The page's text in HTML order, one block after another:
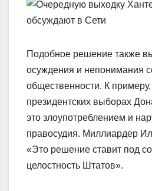
Подобное решение также
осуждения и непонимания
общественности. К
президентских выборах
это злоупотреблением и
правосудия. Миллиардер
«Это решение ставит под
целостность Штатов».